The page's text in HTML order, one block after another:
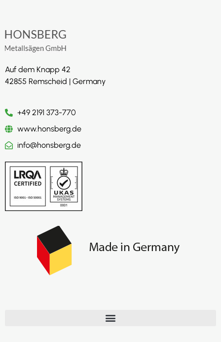
Auf dem Knapp 42
42855 Remscheid | Germany
+49 2191 373-770
www.honsberg.de
info@honsberg.de